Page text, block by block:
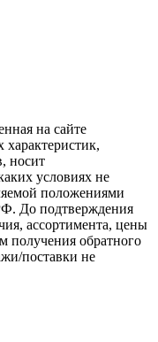
на сайте
носит
условиях не
положениями
До подтверждения
ассортимента, цены
получения обратного
поставки не